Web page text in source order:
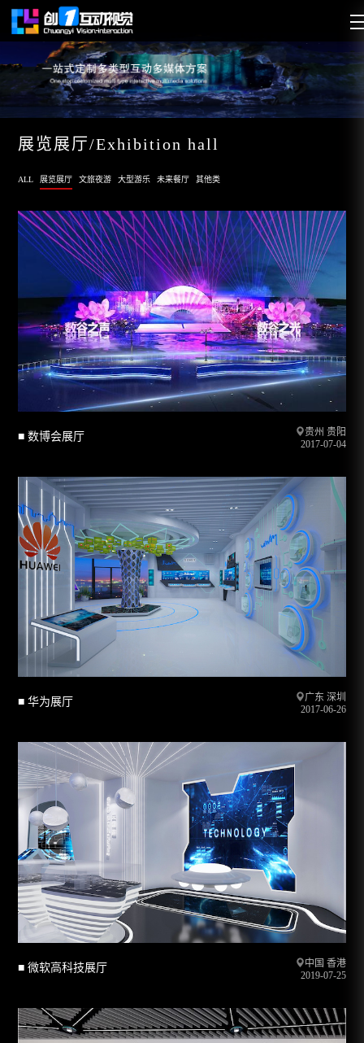
展览展厅/Exhibition hall
ALL 展览展厅 文旅夜游 大型游乐 未来餐厅 其他类
■ 数博会展厅
贵州 贵阳
2017-07-04
■ 华为展厅
广东 深圳
2017-06-26
■ 微软高科技展厅
中国 香港
2019-07-25